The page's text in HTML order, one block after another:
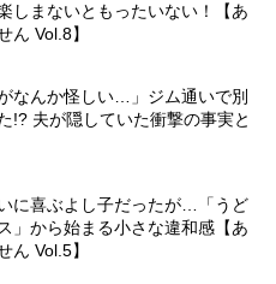
しまないともったいない！【あ
ん Vol.8】
なんか怪しい…」ジム通いで別
!? 夫が隠していた衝撃の事実と
に喜ぶよし子だったが…「うど
」から始まる小さな違和感【あ
ん Vol.5】